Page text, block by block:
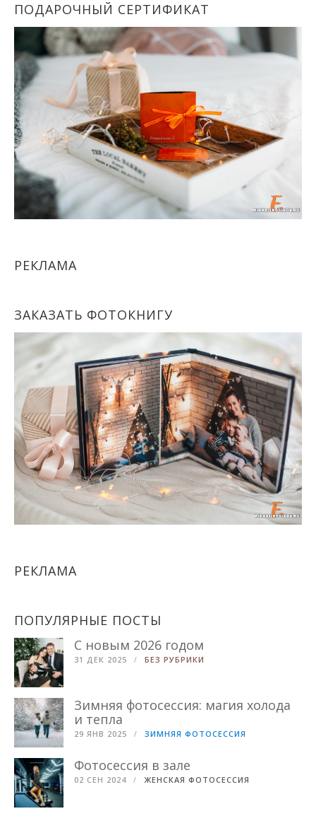
ПОДАРОЧНЫЙ СЕРТИФИКАТ
РЕКЛАМА
ЗАКАЗАТЬ ФОТОКНИГУ
РЕКЛАМА
ПОПУЛЯРНЫЕ ПОСТЫ
С новым 2026 годом
31 ДЕК 2025 БЕЗ РУБРИКИ
Зимняя фотосессия: магия холода
и тепла
29 ЯНВ 2025 ЗИМНЯЯ ФОТОСЕССИЯ
Фотосессия в зале
02 СЕН 2024 ЖЕНСКАЯ ФОТОСЕССИЯ